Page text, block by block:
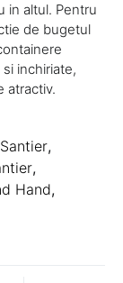
in altul. Pentru
de bugetul
inchiriate,
atractiv.
,
,
Hand,